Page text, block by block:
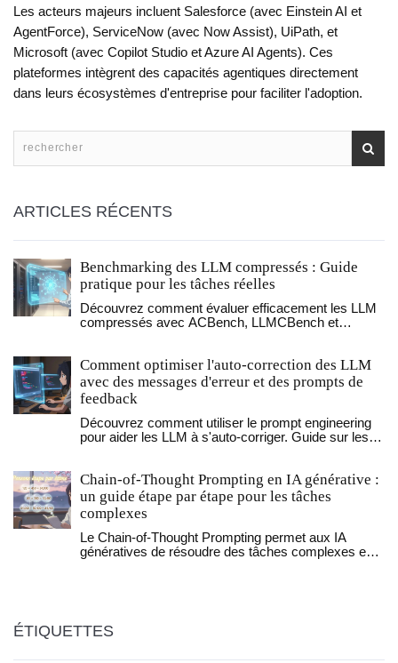
Les acteurs majeurs incluent Salesforce (avec Einstein AI et
AgentForce), ServiceNow (avec Now Assist), UiPath, et
Microsoft (avec Copilot Studio et Azure AI Agents). Ces
plateformes intègrent des capacités agentiques directement
dans leurs écosystèmes d'entreprise pour faciliter l'adoption.
ARTICLES RÉCENTS
Benchmarking des LLM compressés : Guide
pratique pour les tâches réelles
Découvrez comment évaluer efficacement les LLM
compressés avec ACBench, LLMCBench et
en production.
Comment optimiser l'auto-correction des LLM
avec des messages d'erreur et des prompts de
feedback
Découvrez comment utiliser le prompt engineering
pour aider les LLM à s'auto-corriger. Guide sur les
Chain-of-Thought Prompting en IA générative :
un guide étape par étape pour les tâches
complexes
Le Chain-of-Thought Prompting permet aux IA
génératives de résoudre des tâches complexes en
ÉTIQUETTES